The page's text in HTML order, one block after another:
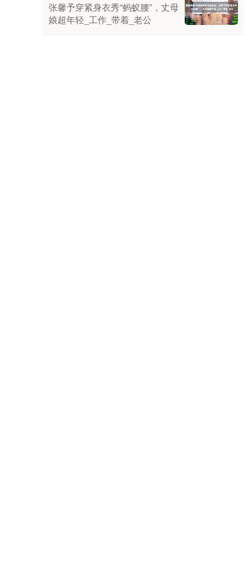
张馨予穿紧身衣秀“蚂蚁腰”，丈母
娘超年轻_工作_带着_老公